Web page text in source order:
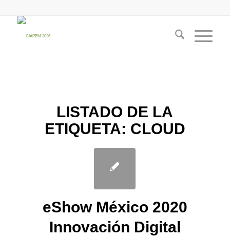
LISTADO DE LA
ETIQUETA: CLOUD
eShow México 2020
Innovación Digital